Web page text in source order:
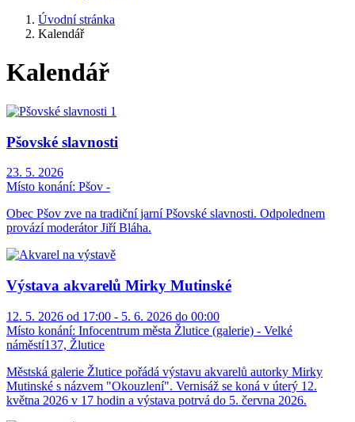
Úvodní stránka
Kalendář
Kalendář
Pšovské slavnosti
23. 5. 2026
Místo konání: Pšov -
Obec Pšov zve na tradiční jarní Pšovské slavnosti. Odpolednem
provází moderátor Jiří Bláha.
Výstava akvarelů Mirky Mutinské
12. 5. 2026 od 17:00 - 5. 6. 2026 do 00:00
Místo konání: Infocentrum města Žlutice (galerie) - Velké
náměstí137, Žlutice
Městská galerie Žlutice pořádá výstavu akvarelů autorky Mirky
Mutinské s názvem "Okouzlení". Vernisáž se koná v úterý 12.
května 2026 v 17 hodin a výstava potrvá do 5. června 2026.